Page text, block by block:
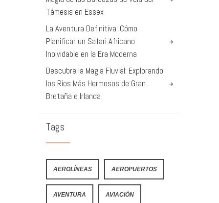
Támesis en Essex
La Aventura Definitiva: Cómo
Planificar un Safari Africano
Inolvidable en la Era Moderna
Descubre la Magia Fluvial: Explorando
los Ríos Más Hermosos de Gran
Bretaña e Irlanda
Tags
AEROLÍNEAS AEROPUERTOS
AVENTURA AVIACIÓN